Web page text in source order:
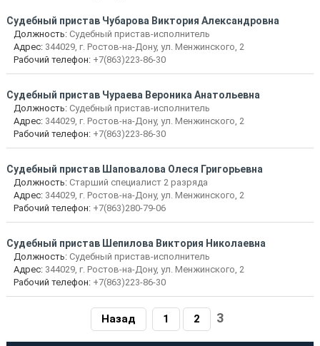
Судебный пристав Чубарова Виктория Александровна
Должность:Судебный пристав-исполнитель
Адрес:344029, г. Ростов-на-Дону, ул. Менжинского, 2
Рабочий телефон:+7(863)223-86-30
Судебный пристав Чураева Вероника Анатольевна
Должность:Судебный пристав-исполнитель
Адрес:344029, г. Ростов-на-Дону, ул. Менжинского, 2
Рабочий телефон:+7(863)223-86-30
Судебный пристав Шаповалова Олеся Григорьевна
Должность:Старший специалист 2 разряда
Адрес:344029, г. Ростов-на-Дону, ул. Менжинского, 2
Рабочий телефон:+7(863)280-79-06
Судебный пристав Шепилова Виктория Николаевна
Должность:Судебный пристав-исполнитель
Адрес:344029, г. Ростов-на-Дону, ул. Менжинского, 2
Рабочий телефон:+7(863)223-86-30
Назад 1 2 3